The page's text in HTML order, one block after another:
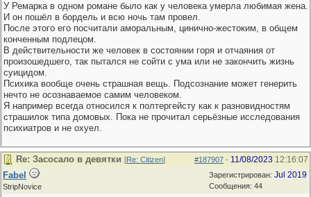
У Ремарка в одном романе было как у человека умерла любимая жена.
И он пошёл в бордель и всю ночь там провел.
После этого его посчитали аморальным, цинично-жестоким, в общем
конченным подлецом.
В действительности же человек в состоянии горя и отчаяния от
произошедшего, так пытался не сойти с ума или не закончить жизнь
суицидом.
Психика вообще очень страшная вещь. Подсознание может генерить
нечто не осознаваемое самим человеком.
Я например всегда относился к полтергейсту как к разновидностям
страшилок типа домовых. Пока не прочитал серьёзные исследования
психиатров и не охуел.
#187907 - 11/08/2023 12:16:07
Re: Засосало в девятки [Re: Citizen]
Зарегистрирован: Jul 2019
Сообщения: 44
Fabel
StripNovice